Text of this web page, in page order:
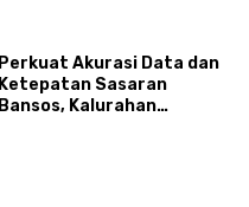
Perkuat Akurasi Data dan
Ketepatan Sasaran
Bansos, Kalurahan